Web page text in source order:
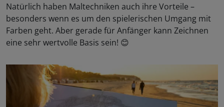
Natürlich haben Maltechniken auch ihre Vorteile –
besonders wenn es um den spielerischen Umgang mit
Farben geht. Aber gerade für Anfänger kann Zeichnen
eine sehr wertvolle Basis sein! 😊